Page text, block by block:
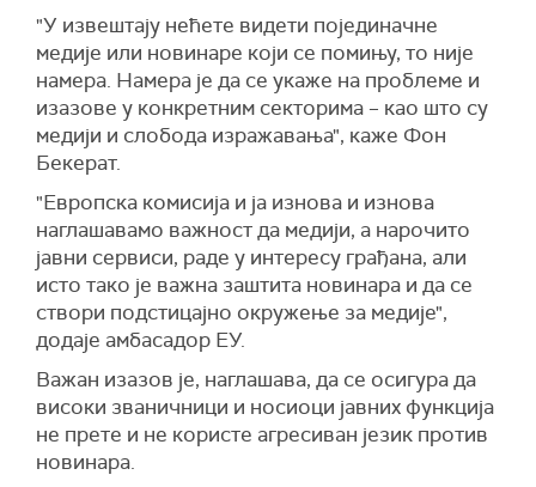
"У извештају нећете видети појединачне
медије или новинаре који се помињу, то није
намера. Намера је да се укаже на проблеме и
изазове у конкретним секторима – као што су
медији и слобода изражавања", каже Фон
Бекерат.
"Европска комисија и ја изнова и изнова
наглашавамо важност да медији, а нарочито
јавни сервиси, раде у интересу грађана, али
исто тако је важна заштита новинара и да се
створи подстицајно окружење за медије",
додаје амбасадор ЕУ.
Важан изазов је, наглашава, да се осигура да
високи званичници и носиоци јавних функција
не прете и не користе агресиван језик против
новинара.